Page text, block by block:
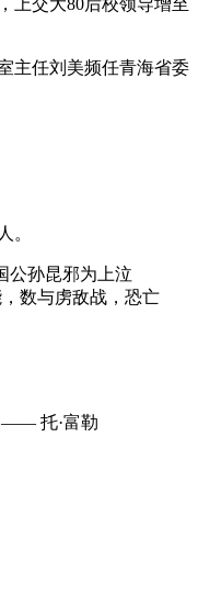
主任刘美频任青海省委
。
公孙昆邪为上泣
数与虏敌战，恐亡
—— 托·富勒